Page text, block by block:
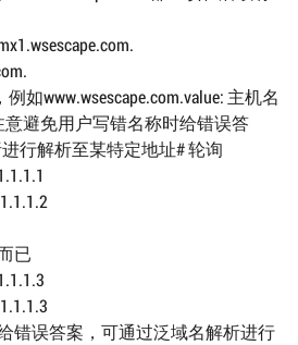
例如www.wsescape.com.value: 主机名
意避免用户写错名称时给错误答
行解析至某特定地址# 轮询
已
错误答案，可通过泛域名解析进行